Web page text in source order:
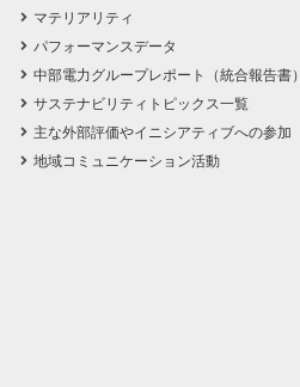
マテリアリティ
パフォーマンスデータ
中部電力グループレポート（統合報告書）
サステナビリティトピックス一覧
主な外部評価やイニシアティブへの参加
地域コミュニケーション活動